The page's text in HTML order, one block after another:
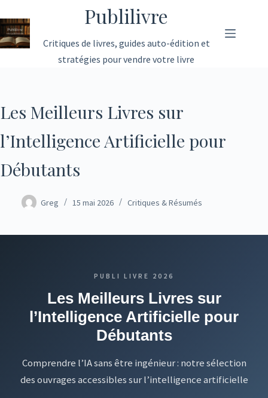
au
contenu
Publilivre
Critiques de livres, guides auto-édition et
stratégies pour vendre votre livre
Les Meilleurs Livres sur
l’Intelligence Artificielle pour
Débutants
Greg 15 mai 2026 Critiques & Résumés
PUBLI LIVRE 2026
Les Meilleurs Livres sur
l’Intelligence Artificielle pour
Débutants
Comprendre l’IA sans être ingénieur : notre sélection
des ouvrages accessibles sur l’intelligence artificielle